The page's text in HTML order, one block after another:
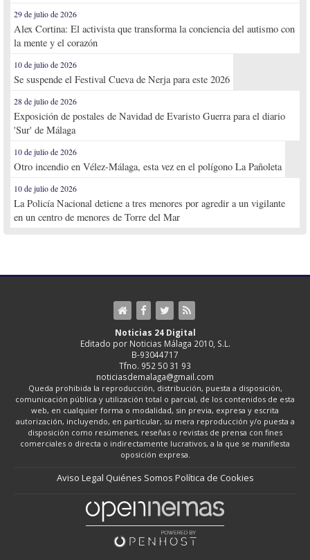
29 de julio de 2026
Alex Cortina: El activista que transforma la conciencia del autismo con
la mente y el corazón
10 de julio de 2026
Se suspende el Festival Cueva de Nerja para este 2026
28 de julio de 2026
Exposición de postales de Navidad de Evaristo Guerra para el diario
'Sur' de Málaga
10 de julio de 2026
Otro incendio en Vélez-Málaga, esta vez en el polígono La Pañoleta
10 de julio de 2026
La Policía Nacional detiene a tres menores por agredir a un vigilante
en un centro de menores de Torre del Mar
Noticias 24 Digital
Editado por Noticias Málaga 2010, S.L.
B-93044717
Tfno. 952 50 31 93
noticiasdemalaga@gmail.com
Queda prohibida la reproducción, distribución, puesta a disposición,
comunicación pública y utilización total o parcial, de los contenidos de esta
web, en cualquier forma o modalidad, sin previa, expresa y escrita
autorización, incluyendo, en particular, su mera reproducción y/o puesta a
disposición como resúmenes, reseñas o revistas de prensa con fines
comerciales o directa o indirectamente lucrativos, a la que se manifiesta
oposición expresa.
Aviso Legal Quiénes Somos Política de Cookies